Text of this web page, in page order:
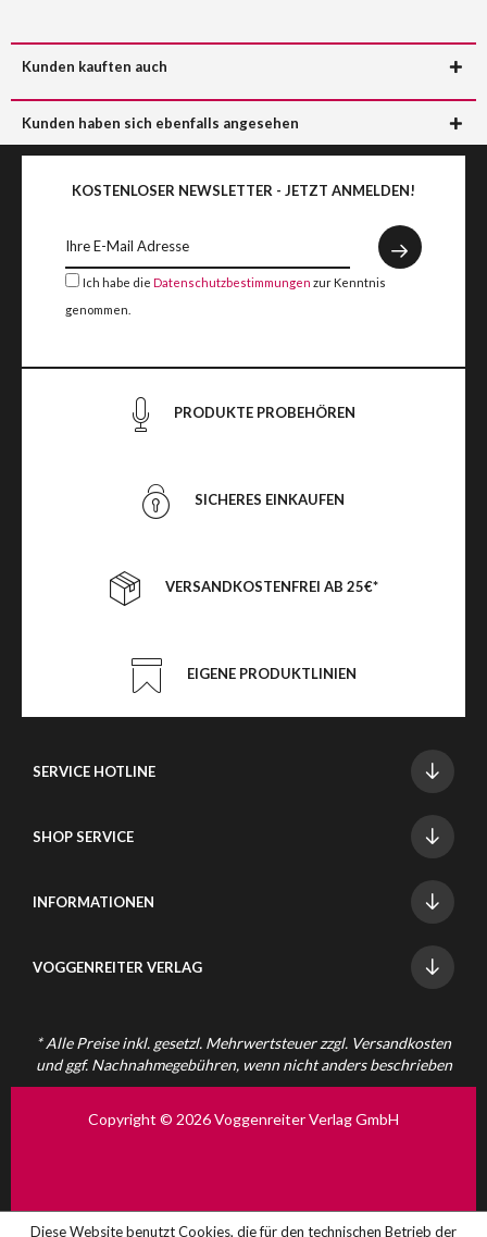
Kunden kauften auch
Kunden haben sich ebenfalls angesehen
KOSTENLOSER NEWSLETTER - JETZT ANMELDEN!
Ich habe die Datenschutzbestimmungen zur Kenntnis
genommen.
PRODUKTE PROBEHÖREN
SICHERES EINKAUFEN
VERSANDKOSTENFREI AB 25€*
EIGENE PRODUKTLINIEN
SERVICE HOTLINE
SHOP SERVICE
INFORMATIONEN
VOGGENREITER VERLAG
* Alle Preise inkl. gesetzl. Mehrwertsteuer zzgl. Versandkosten
und ggf. Nachnahmegebühren, wenn nicht anders beschrieben
Copyright © 2026 Voggenreiter Verlag GmbH
Diese Website benutzt Cookies, die für den technischen Betrieb der